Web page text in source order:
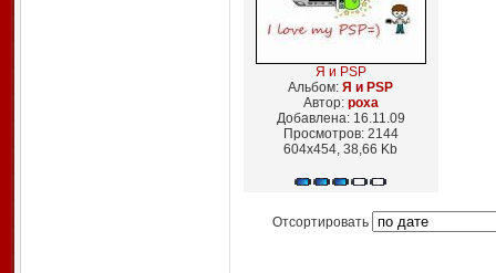
Я и PSP
Альбом: Я и PSP
Автор: poxa
Добавлена: 16.11.09
Просмотров: 2144
604x454, 38,66 Kb
Отсортировать